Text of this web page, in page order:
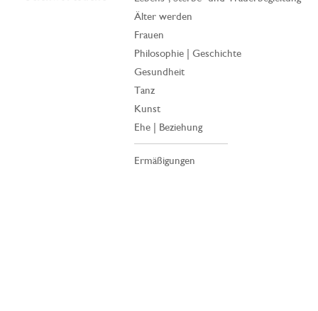
Älter werden
Frauen
Philosophie | Geschichte
Gesundheit
Tanz
Kunst
Ehe | Beziehung
Ermäßigungen